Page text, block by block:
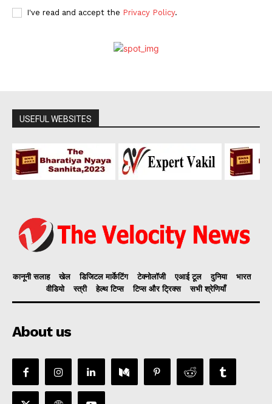
I've read and accept the Privacy Policy.
USEFUL WEBSITES
कानूनी सलाह खेल डिजिटल मार्केटिंग टेक्नोलॉजी एआई टूल दुनिया
भारत
वीडियो
स्त्री हेल्थ टिप्स टिप्स और ट्रिक्स सभी श्रेणियाँ
About us